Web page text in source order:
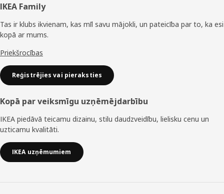
Kājene
IKEA Family
Tas ir klubs ikvienam, kas mīl savu mājokli, un pateicība par to, ka esi
kopā ar mums.
Priekšrocības
Reģistrējies vai pieraksties
Kopā par veiksmīgu uzņēmējdarbību
IKEA piedāvā teicamu dizainu, stilu daudzveidību, lielisku cenu un
uzticamu kvalitāti.
IKEA uzņēmumiem